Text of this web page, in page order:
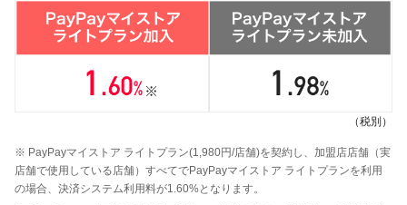
（税別）
※ PayPayマイストア ライトプラン(1,980円/店舗)を契約し、加盟店店舗（実
店舗で使用している店舗）すべてでPayPayマイストア ライトプランを利用
の場合、決済システム利用料が1.60%となります。